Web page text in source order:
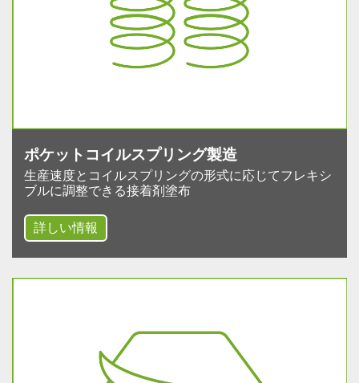
ポケットコイルスプリング製造
生産速度とコイルスプリングの形式に応じてフレキシ
ブルに調整できる接着剤塗布
詳しい情報